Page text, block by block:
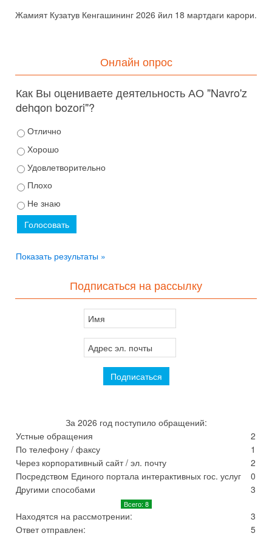
Жамият Кузатув Кенгашининг 2026 йил 18 мартдаги карори.
Онлайн опрос
Как Вы оцениваете деятельность АО "Navro'z
dehqon bozori"?
Отлично
Хорошо
Удовлетворительно
Плохо
Не знаю
Показать результаты »
Подписаться на рассылку
За 2026 год поступило обращений:
Устные обращения
2
По телефону / факсу
1
Через корпоративный сайт / эл. почту
2
Посредством Единого портала интерактивных гос. услуг
0
Другими способами
3
Всего: 8
Находятся на рассмотрении:
3
Ответ отправлен:
5